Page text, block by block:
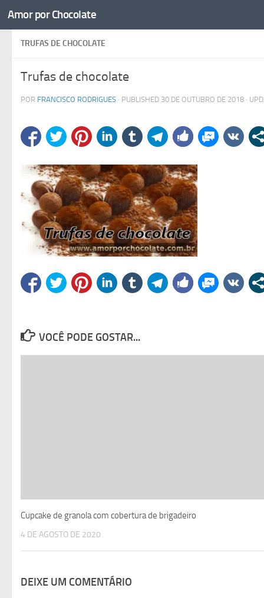
Skip to content
Amor por Chocolate
TRUFAS DE CHOCOLATE
Trufas de chocolate
POR FRANCISCO RODRIGUES · PUBLISHED 30 DE OUTUBRO DE 2018 ·
VOCÊ PODE GOSTAR...
Cupcake de granola com cobertura de brigadeiro
4 DE AGOSTO DE 2020
DEIXE UM COMENTÁRIO